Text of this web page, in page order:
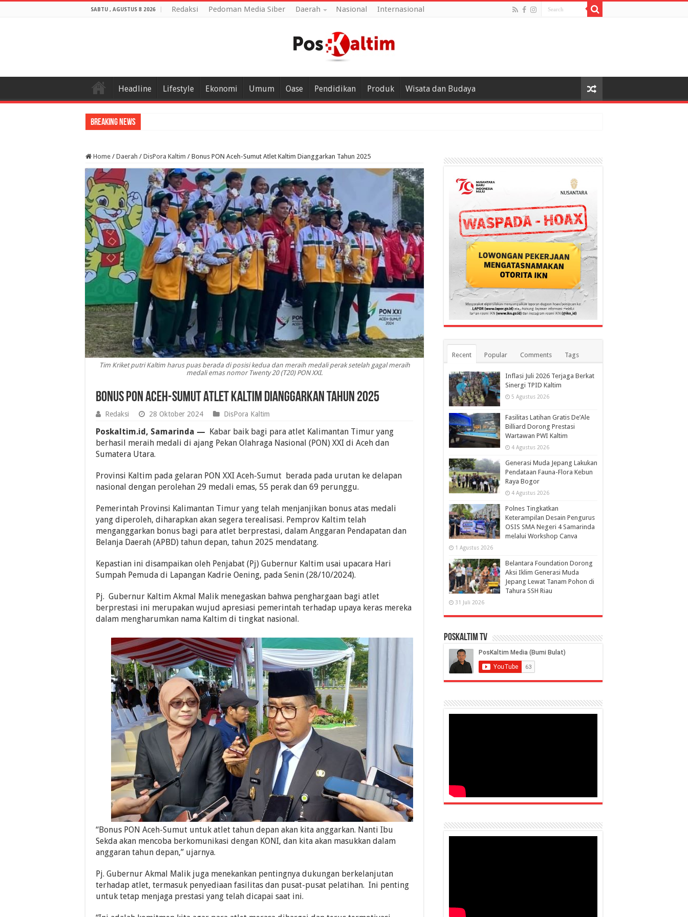
SABTU , AGUSTUS 8 2026 Redaksi Pedoman Media Siber Daerah Nasional Internasional
Headline Lifestyle Ekonomi Umum Oase Pendidikan Produk Wisata dan Budaya
Breaking News
Home / Daerah / DisPora Kaltim / Bonus PON Aceh-Sumut Atlet Kaltim Dianggarkan Tahun 2025
Tim Kriket putri Kaltim harus puas berada di posisi kedua dan meraih medali perak setelah gagal meraih
medali emas nomor Twenty 20 (T20) PON XXI.
Bonus PON Aceh-Sumut Atlet Kaltim Dianggarkan Tahun 2025
Redaksi 28 Oktober 2024 DisPora Kaltim
Poskaltim.id, Samarinda — Kabar baik bagi para atlet Kalimantan Timur yang
berhasil meraih medali di ajang Pekan Olahraga Nasional (PON) XXI di Aceh dan
Sumatera Utara.
Provinsi Kaltim pada gelaran PON XXI Aceh-Sumut berada pada urutan ke delapan
nasional dengan perolehan 29 medali emas, 55 perak dan 69 perunggu.
Pemerintah Provinsi Kalimantan Timur yang telah menjanjikan bonus atas medali
yang diperoleh, diharapkan akan segera terealisasi. Pemprov Kaltim telah
menganggarkan bonus bagi para atlet berprestasi, dalam Anggaran Pendapatan dan
Belanja Daerah (APBD) tahun depan, tahun 2025 mendatang.
Kepastian ini disampaikan oleh Penjabat (Pj) Gubernur Kaltim usai upacara Hari
Sumpah Pemuda di Lapangan Kadrie Oening, pada Senin (28/10/2024).
Pj. Gubernur Kaltim Akmal Malik menegaskan bahwa penghargaan bagi atlet
berprestasi ini merupakan wujud apresiasi pemerintah terhadap upaya keras mereka
dalam mengharumkan nama Kaltim di tingkat nasional.
“Bonus PON Aceh-Sumut untuk atlet tahun depan akan kita anggarkan. Nanti Ibu
Sekda akan mencoba berkomunikasi dengan KONI, dan kita akan masukkan dalam
anggaran tahun depan,” ujarnya.
Pj. Gubernur Akmal Malik juga menekankan pentingnya dukungan berkelanjutan
terhadap atlet, termasuk penyediaan fasilitas dan pusat-pusat pelatihan. Ini penting
untuk tetap menjaga prestasi yang telah dicapai saat ini.
Recent Popular Comments Tags
Inflasi Juli 2026 Terjaga Berkat
Sinergi TPID Kaltim
5 Agustus 2026
Fasilitas Latihan Gratis De’Ale
Billiard Dorong Prestasi
Wartawan PWI Kaltim
4 Agustus 2026
Generasi Muda Jepang Lakukan
Pendataan Fauna-Flora Kebun
Raya Bogor
4 Agustus 2026
Polnes Tingkatkan
Keterampilan Desain Pengurus
OSIS SMA Negeri 4 Samarinda
melalui Workshop Canva
1 Agustus 2026
Belantara Foundation Dorong
Aksi Iklim Generasi Muda
Jepang Lewat Tanam Pohon di
Tahura SSH Riau
31 Juli 2026
PosKaltim TV